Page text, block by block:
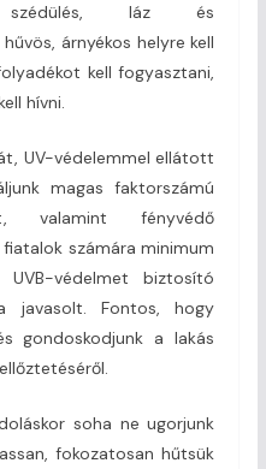
szédülés, láz és
árnyékos helyre kell
kell fogyasztani,
hívni.
UV-védelemmel ellátott
magas faktorszámú
valamint fényvédő
számára minimum
védelmet biztosító
javasolt. Fontos, hogy
gondoskodjunk a lakás
soha ne ugorjunk
fokozatosan hűtsük